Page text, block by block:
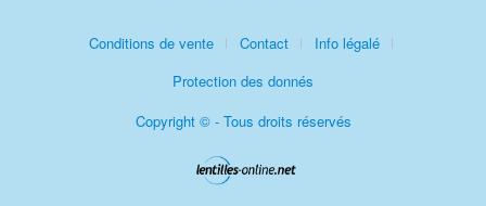
Conditions de vente Contact
Info légalé
Protection des donnés
Copyright © - Tous droits réservés